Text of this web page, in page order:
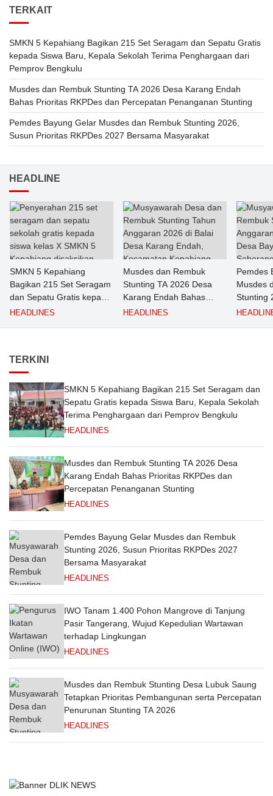
TERKAIT
SMKN 5 Kepahiang Bagikan 215 Set Seragam dan Sepatu Gratis
kepada Siswa Baru, Kepala Sekolah Terima Penghargaan dari
Pemprov Bengkulu
Musdes dan Rembuk Stunting TA 2026 Desa Karang Endah
Bahas Prioritas RKPDes dan Percepatan Penanganan Stunting
Pemdes Bayung Gelar Musdes dan Rembuk Stunting 2026,
Susun Prioritas RKPDes 2027 Bersama Masyarakat
HEADLINE
SMKN 5 Kepahiang
Bagikan 215 Set Seragam
dan Sepatu Gratis kepada
Siswa Baru, Kepala
HEADLINES
Musdes dan Rembuk
Stunting TA 2026 Desa
Karang Endah Bahas
Prioritas RKPDes dan
HEADLINES
Pemdes
Musdes
Stunting
Prioritas
TERKINI
SMKN 5 Kepahiang Bagikan 215 Set Seragam dan
Sepatu Gratis kepada Siswa Baru, Kepala Sekolah
Terima Penghargaan dari Pemprov Bengkulu
HEADLINES
Musdes dan Rembuk Stunting TA 2026 Desa
Karang Endah Bahas Prioritas RKPDes dan
Percepatan Penanganan Stunting
HEADLINES
Pemdes Bayung Gelar Musdes dan Rembuk
Stunting 2026, Susun Prioritas RKPDes 2027
Bersama Masyarakat
HEADLINES
IWO Tanam 1.400 Pohon Mangrove di Tanjung
Pasir Tangerang, Wujud Kepedulian Wartawan
terhadap Lingkungan
HEADLINES
Musdes dan Rembuk Stunting Desa Lubuk Saung
Tetapkan Prioritas Pembangunan serta Percepatan
Penurunan Stunting TA 2026
HEADLINES